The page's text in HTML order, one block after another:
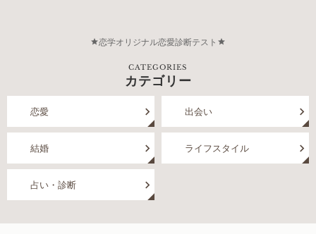
恋学オリジナル恋愛診断テスト
CATEGORIES
カテゴリー
恋愛 出会い
結婚 ライフスタイル
占い・診断